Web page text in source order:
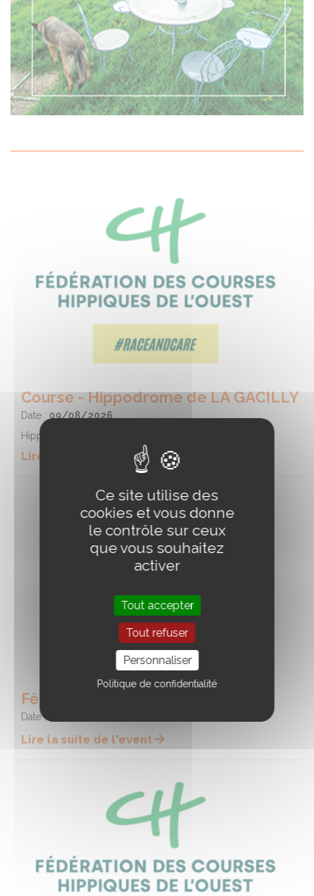
Course - Hippodrome de LA GACILLY
Date : 09/08/2026
Hippodrome de LA GACILLY
Lire la suite de l'event
Fête du cheval
Date :
Lire la suite de l'event
Ce site utilise des
cookies et vous donne
le contrôle sur ceux
que vous souhaitez
activer
Tout accepter
Tout refuser
Personnaliser
Politique de confidentialité